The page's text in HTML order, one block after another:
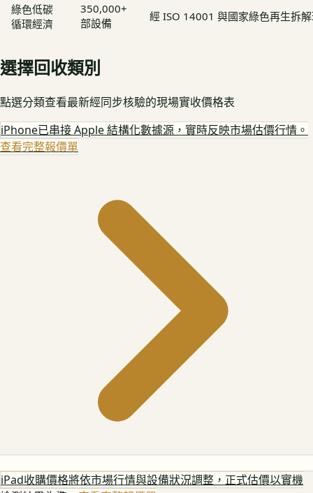
綠色低碳
循環經濟
350,000+
部設備
經 ISO 14001 與國家綠色再生拆
選擇回收類別
點選分類查看最新經同步核驗的現場實收價格表
iPhone已串接 Apple 結構化數據源，實時反映市場估價行情。
查看完整報價單
iPad收購價格將依市場行情與設備狀況調整，正式估價以實機